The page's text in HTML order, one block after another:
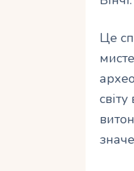
Це